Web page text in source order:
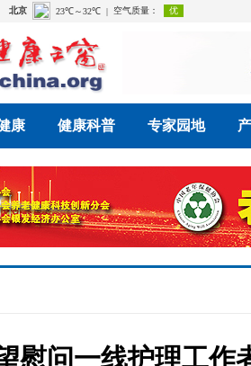
康 健康科普 专家园地
慰问一线护理工作